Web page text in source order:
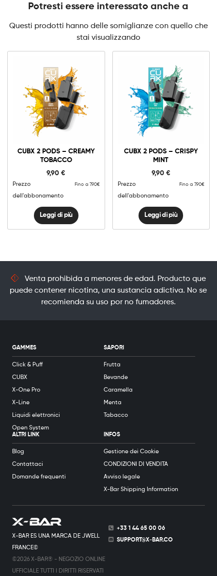
Potresti essere interessato anche a
Questi prodotti hanno delle somiglianze con quello che
stai visualizzando
CUBX 2 PODS – CREAMY
TOBACCO
9,90€
Prezzo
dell'abbonamento
Fino a 7.90€
Leggi di più
CUBX 2 PODS – CRISPY
MINT
9,90 €
Prezzo
dell'abbonamento
Fino a 7.90€
Leggi di più
Venta prohibida a menores de edad. Producto que
puede contener nicotina, una sustancia adictiva. No se
recomienda su uso por no fumadores.
X-BAR ES UNA MARCA DE JWELL
FRANCE©
©2026 X-BAR® - NEGOZIO ONLINE
UFFICIALE TUTTI I DIRITTI RISERVATI
+33 1 44 65 00 06
SUPPORT@X-BAR.CO
GAMMES
Click & Puff
CUBX
X-One Pro
X-Line
Liquidi elettronici
Open System
SAPORI
Frutta
Bevande
Caramella
Menta
Tabacco
ALTRI LINK
Blog
Contattaci
Domande frequenti
INFOS
Gestione dei Cookie
CONDIZIONI DI VENDITA
Avviso legale
X-Bar Shipping Information